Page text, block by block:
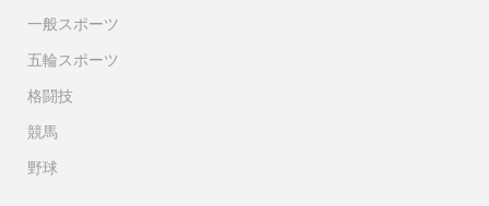
一般スポーツ
五輪スポーツ
格闘技
競馬
野球